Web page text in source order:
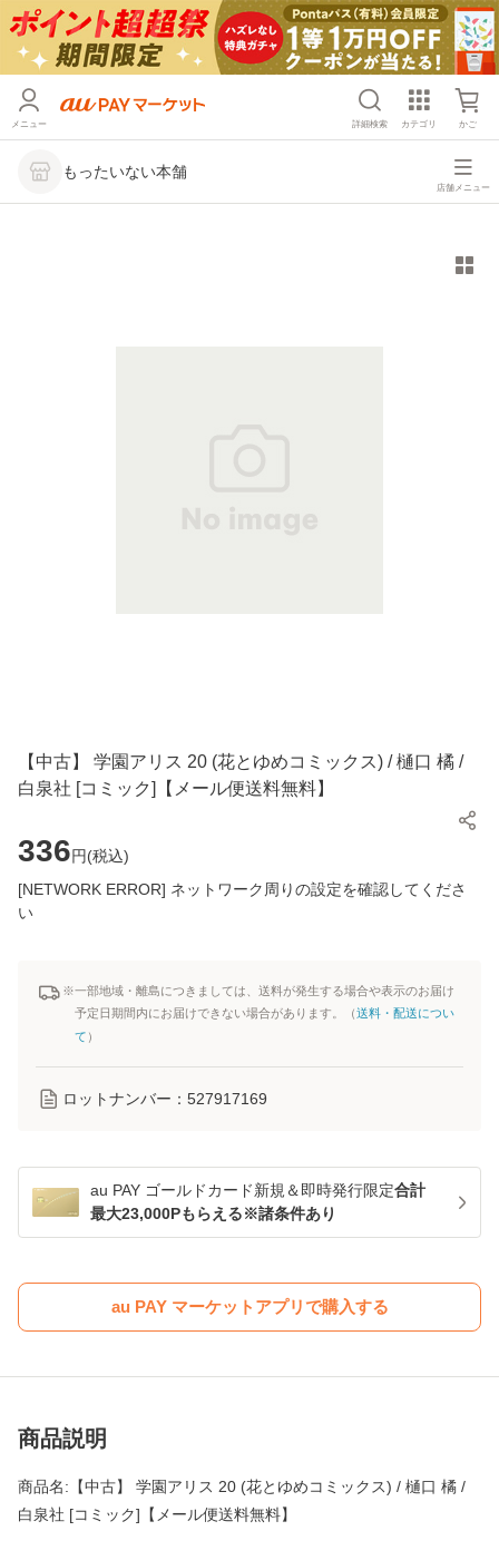
メニュー 詳細検索 カテゴリ かご
もったいない本舗
店舗メニュー
【中古】 学園アリス 20 (花とゆめコミックス) / 樋口 橘 /
白泉社 [コミック]【メール便送料無料】
336円(税込)
[NETWORK ERROR] ネットワーク周りの設定を確認してくださ
い
※一部地域・離島につきましては、送料が発生する場合や表示のお届け
予定日期間内にお届けできない場合があります。（送料・配送につい
て ）
ロットナンバー： 527917169
au PAY ゴールドカード新規＆即時発行限定合計
最大23,000Pもらえる※諸条件あり
au PAY マーケットアプリで購入する
商品説明
商品名:【中古】 学園アリス 20 (花とゆめコミックス) / 樋口 橘 /
白泉社 [コミック]【メール便送料無料】